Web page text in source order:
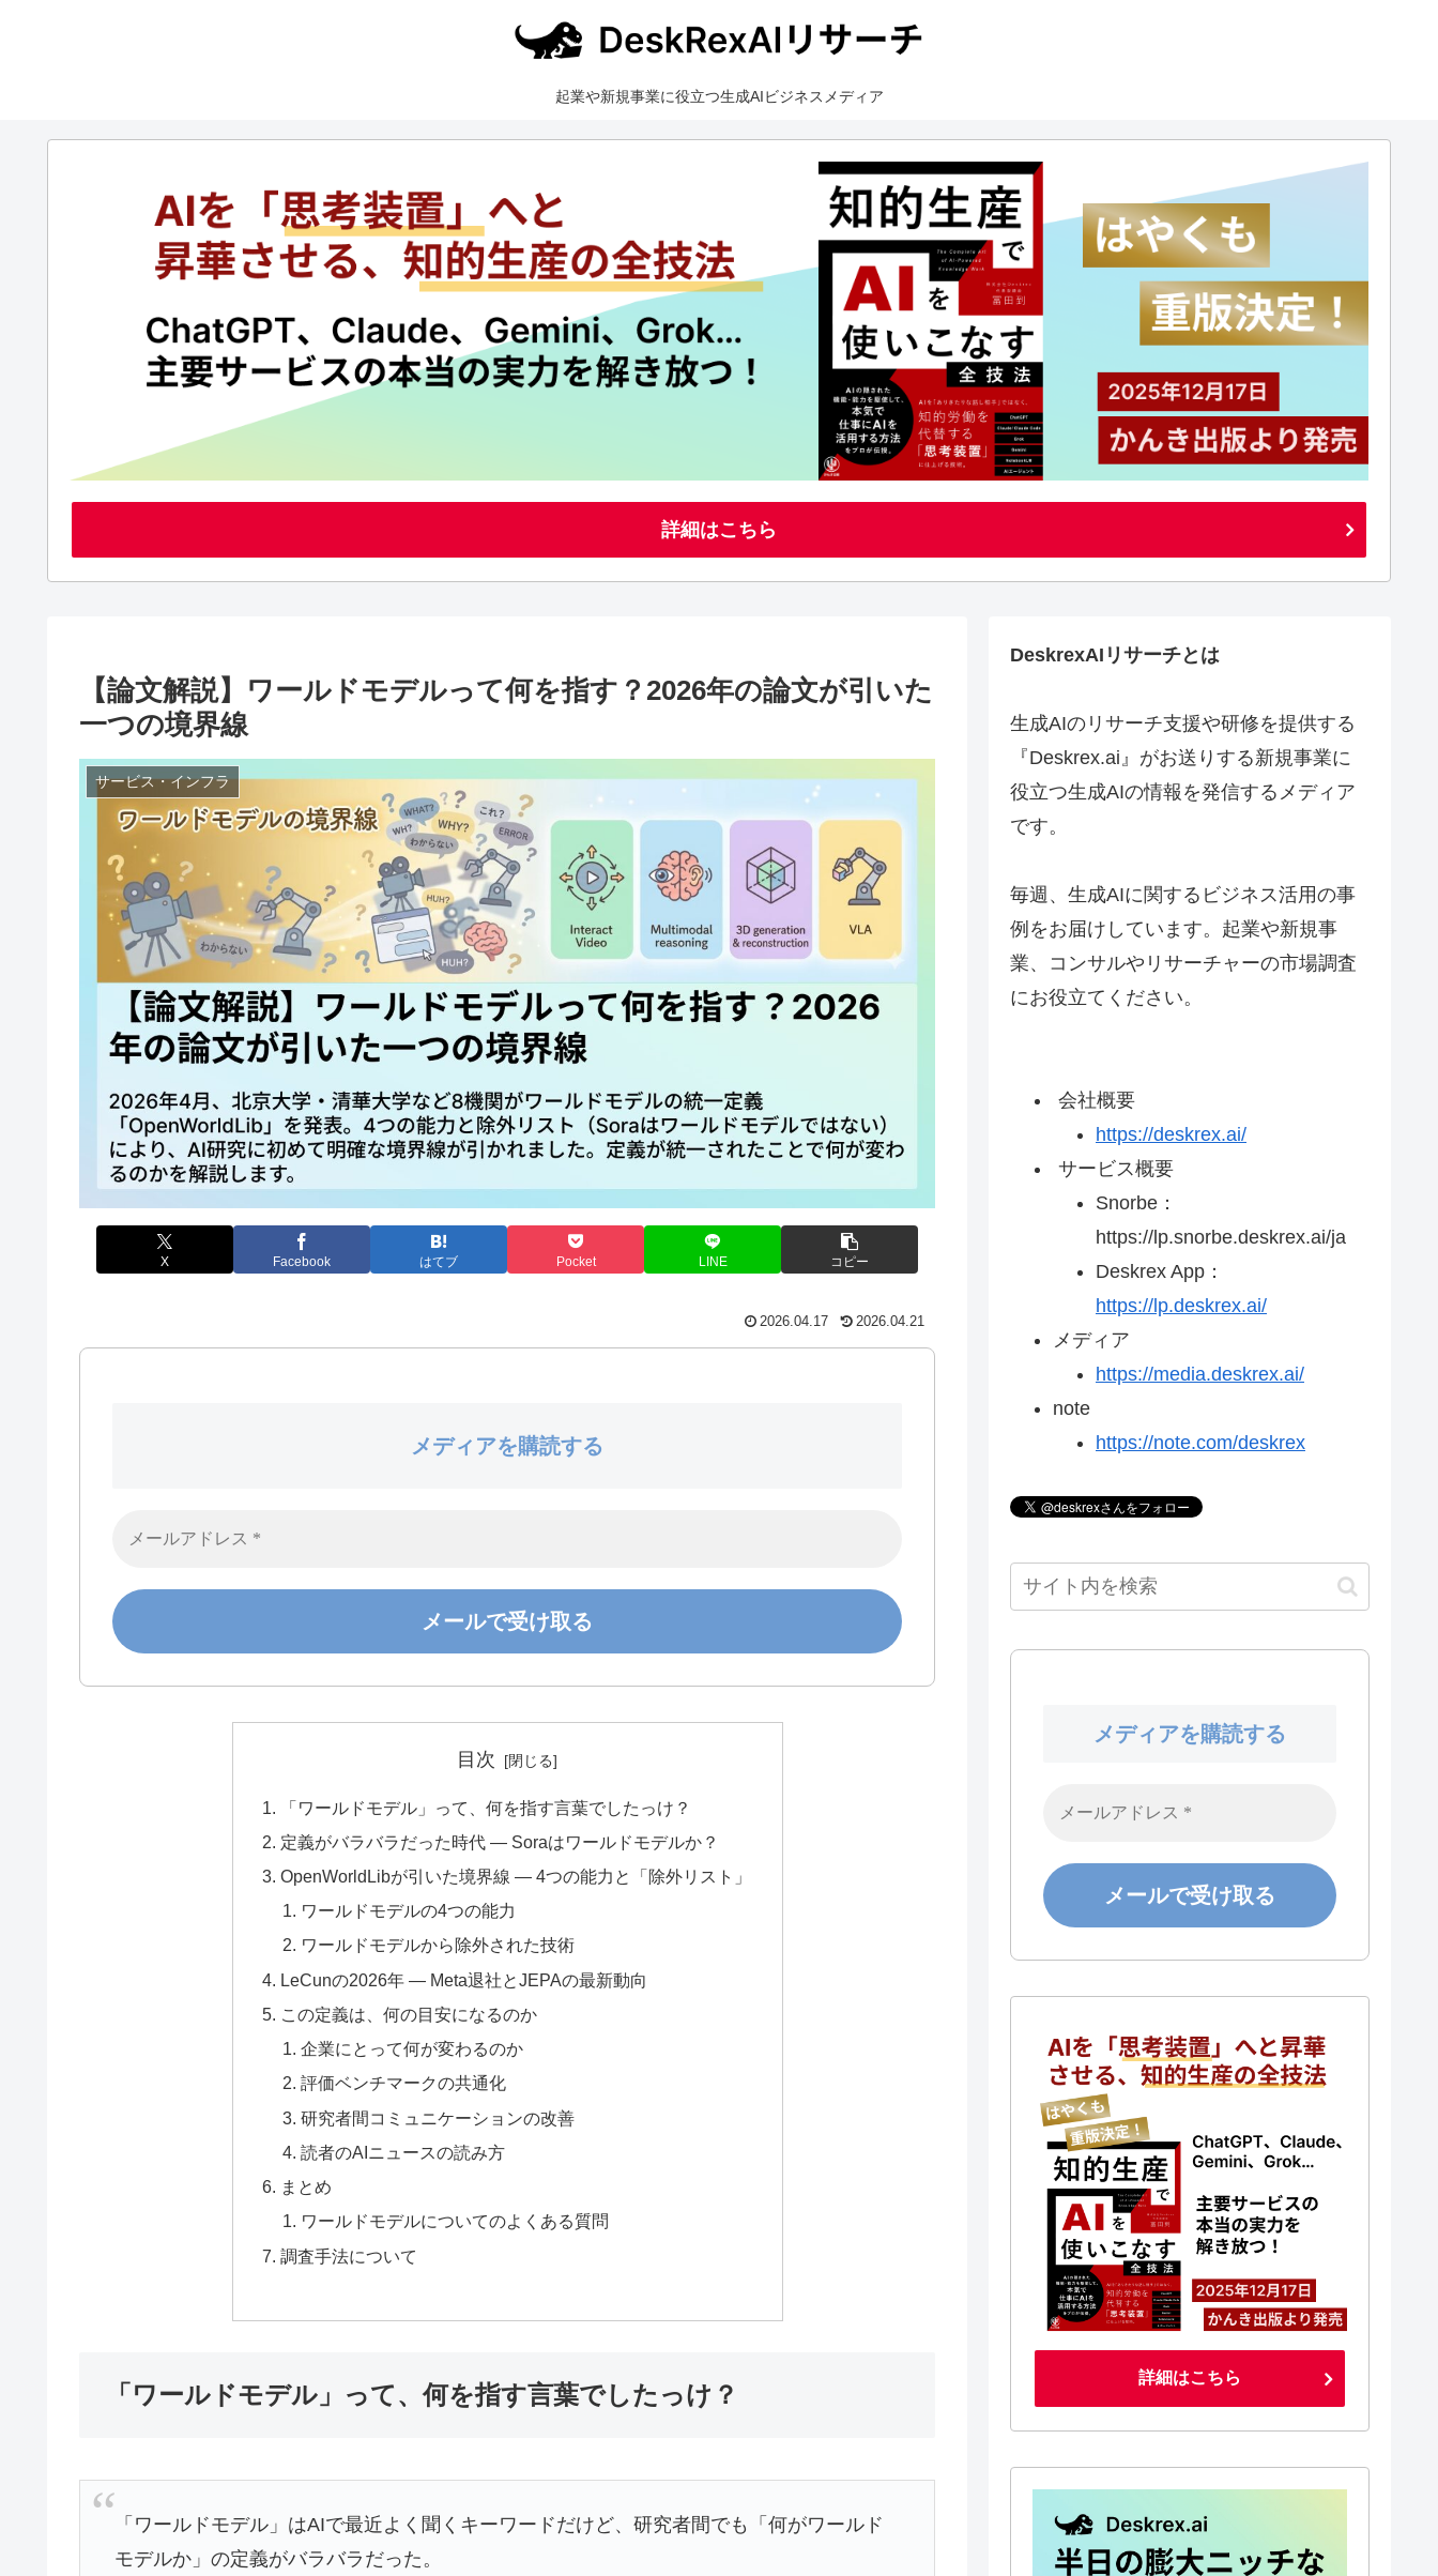
起業や新規事業に役立つ生成AIビジネスメディア
詳細はこちら
【論文解説】ワールドモデルって何を指す？2026年の論文が引いた
一つの境界線
サービス・インフラ
X Facebook はてブ Pocket LINE コピー
2026.04.17 2026.04.21
メディアを購読する
目次
「ワールドモデル」って、何を指す言葉でしたっけ？
定義がバラバラだった時代 — Soraはワールドモデルか？
OpenWorldLibが引いた境界線 — 4つの能力と「除外リスト」
ワールドモデルの4つの能力
ワールドモデルから除外された技術
LeCunの2026年 — Meta退社とJEPAの最新動向
この定義は、何の目安になるのか
企業にとって何が変わるのか
評価ベンチマークの共通化
研究者間コミュニケーションの改善
読者のAIニュースの読み方
まとめ
ワールドモデルについてのよくある質問
調査手法について
「ワールドモデル」って、何を指す言葉でしたっけ？
「ワールドモデル」はAIで最近よく聞くキーワードだけど、研究者間でも「何がワールド
モデルか」の定義がバラバラだった。
DeskrexAIリサーチとは
生成AIのリサーチ支援や研修を提供する
『Deskrex.ai』がお送りする新規事業に
役立つ生成AIの情報を発信するメディア
です。
毎週、生成AIに関するビジネス活用の事
例をお届けしています。起業や新規事
業、コンサルやリサーチャーの市場調査
にお役立てください。
会社概要
https://deskrex.ai/
サービス概要
Snorbe：
https://lp.snorbe.deskrex.ai/ja
Deskrex App：
https://lp.deskrex.ai/
メディア
https://media.deskrex.ai/
note
https://note.com/deskrex
メディアを購読する
詳細はこちら